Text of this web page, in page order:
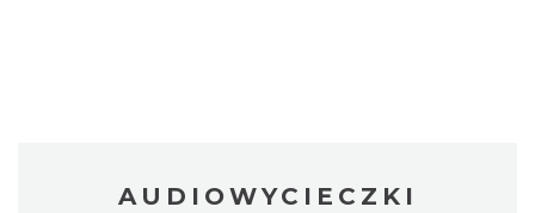
AUDIOWYCIECZKI